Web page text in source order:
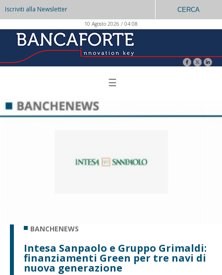
Iscriviti alla Newsletter CERCA
10 Agosto 2026 / 04:08
☰
BANCHENEWS
Intesa Sanpaolo e Gruppo Grimaldi:
finanziamenti Green per tre navi di
nuova generazione